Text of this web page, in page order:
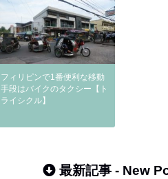
フィリピンで1番便利な移動
手段はバイクのタクシー【ト
ライシクル】
最新記事 - New